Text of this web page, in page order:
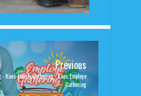
Previous
Kaos Family Gathering - Kaos Employe
Gathering